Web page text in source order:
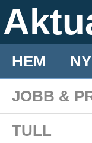
HEM
JOBB &
TULL